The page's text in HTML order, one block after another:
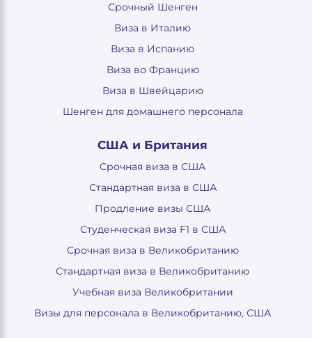
Срочный Шенген
Виза в Италию
Виза в Испанию
Виза во Францию
Виза в Швейцарию
Шенген для домашнего персонала
США и Британия
Срочная виза в США
Стандартная виза в США
Продление визы США
Студенческая виза F1 в США
Срочная виза в Великобританию
Стандартная виза в Великобританию
Учебная виза Великобритании
Визы для персонала в Великобританию, США